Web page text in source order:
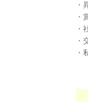
・
・
・
・
・